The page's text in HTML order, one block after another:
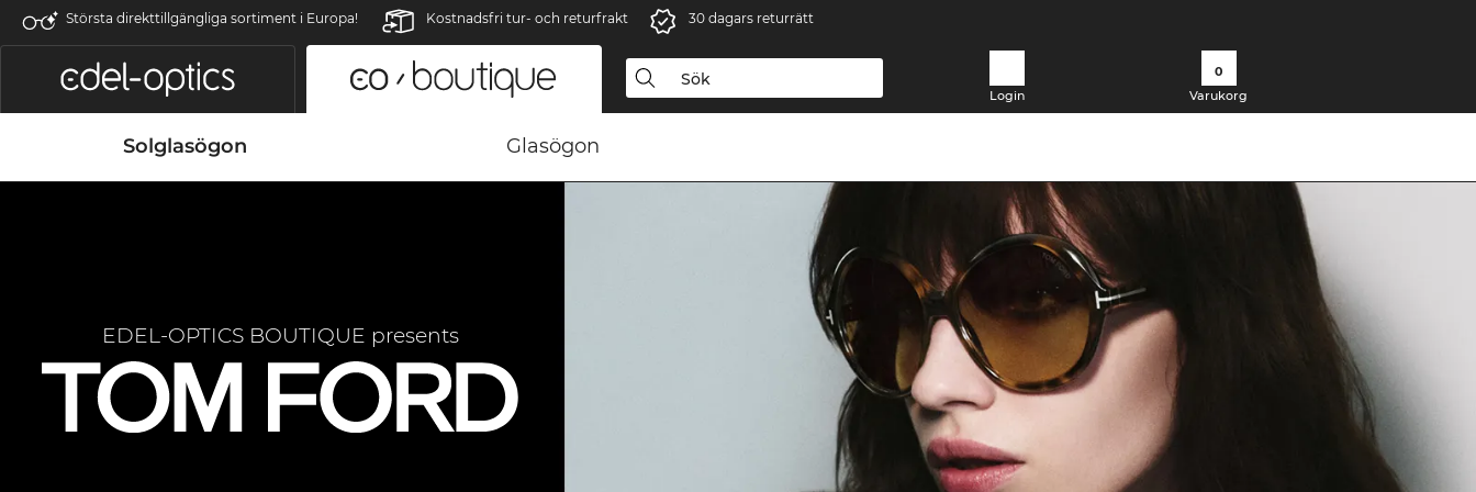
Största direkttillgängliga sortiment i Europa! Kostnadsfri tur- och returfrakt 30 dagars returrätt
Login
0
Varukorg
Solglasögon Glasögon
EDEL-OPTICS BOUTIQUE presents